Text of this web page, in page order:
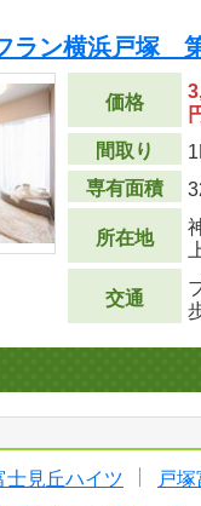
ラン横浜戸塚
価格
間取り
専有面積
所在地
交通
士見丘ハイツ
戸